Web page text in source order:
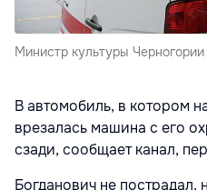
Министр культуры
В автомобиль, в котором
врезалась машина с его
сзади, сообщает канал,
Богданович не